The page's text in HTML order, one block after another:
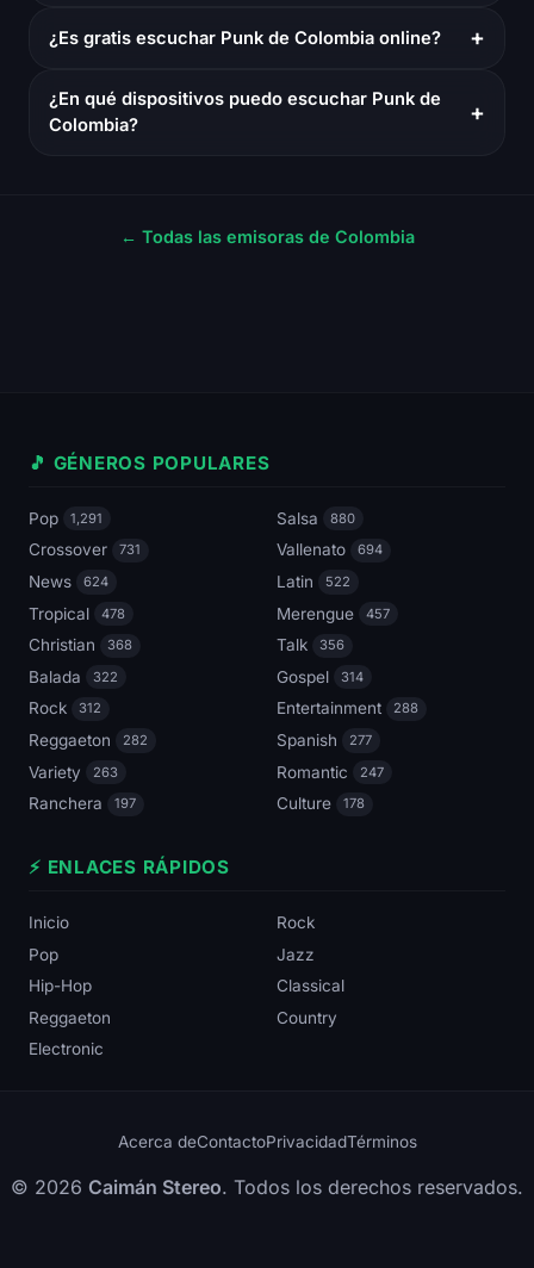
¿Es gratis escuchar Punk de Colombia online? +
¿En qué dispositivos puedo escuchar Punk de
Colombia?
+
← Todas las emisoras de Colombia
🎵 GÉNEROS POPULARES
Pop 1,291 Salsa 880
Crossover 731 Vallenato 694
News 624 Latin 522
Tropical 478 Merengue 457
Christian 368 Talk 356
Balada 322 Gospel 314
Rock 312 Entertainment 288
Reggaeton 282 Spanish 277
Variety 263 Romantic 247
Ranchera 197 Culture 178
⚡ ENLACES RÁPIDOS
Inicio
Rock
Pop
Jazz
Hip-Hop
Classical
Reggaeton
Country
Electronic
Acerca deContactoPrivacidadTérminos
© 2026 Caimán Stereo. Todos los derechos reservados.